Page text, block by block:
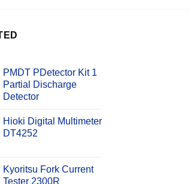
PMDT PDetector Kit 1
Partial Discharge
Detector
Hioki Digital Multimeter
DT4252
Kyoritsu Fork Current
Tester 2300R